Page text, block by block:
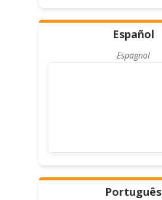
Español
Espagnol
Português